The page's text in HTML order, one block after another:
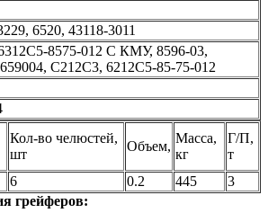
6520, 43118-3011
8575-012 С КМУ, 8596-03,
С212С3, 6212С5-85-75-012
Кол-во челюстей,
шт
Объем,
Масса,
кг
Г/П,
т
6 0.2 445
3
грейферов: